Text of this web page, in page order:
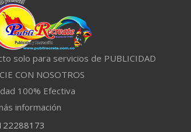
solo para servicios de PUBLICIDAD
CON NOSOTROS
100% Efectiva
información